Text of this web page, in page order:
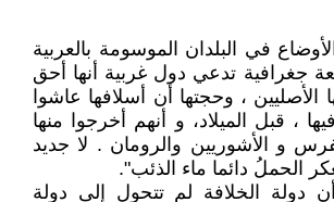
في البلدان الموسومة بالعربية
جغرافية تدعي دول غربية أنها أحق
الأصليين ، وحجتها أن أسلافها عاشوا
، قبل الميلاد، و أنهم أخرجوا منها
و الأشوريين والرومان . لا جديد
الحملُ دائما ماء الذئب".
دولة الخلافة لم تتحول إلى دولة